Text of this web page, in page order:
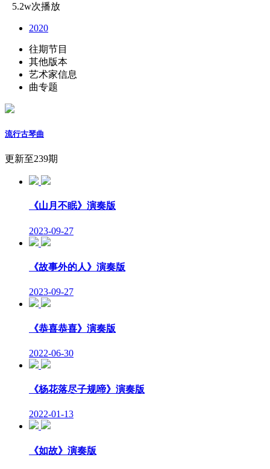
5.2w次播放
2020
往期节目
其他版本
艺术家信息
曲专题
流行古琴曲
更新至239期
《山月不眠》演奏版
2023-09-27
《故事外的人》演奏版
2023-09-27
《恭喜恭喜》演奏版
2022-06-30
《杨花落尽子规啼》演奏版
2022-01-13
《如故》演奏版